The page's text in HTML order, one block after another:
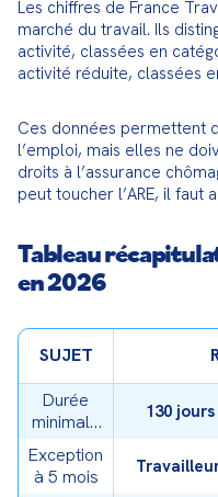
Les chiffres de France
marché du travail. Ils
activité, classées en
activité réduite, classées
Ces données permettent
l’emploi, mais elles ne
droits à l’assurance
peut toucher l’ARE, il faut
Tableau
en 2026
SUJET
Durée
minimale
de travail
130 jours
Exception
à 5 mois